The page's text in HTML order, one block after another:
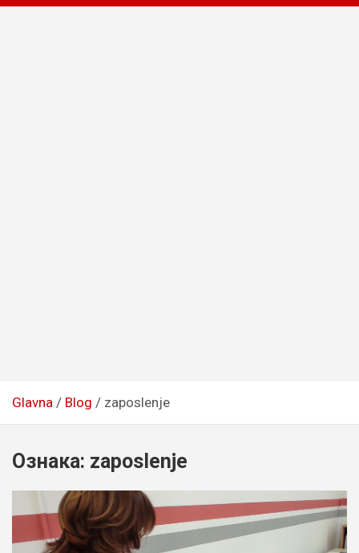
Glavna Blog zaposlenje
Ознака: zaposlenje